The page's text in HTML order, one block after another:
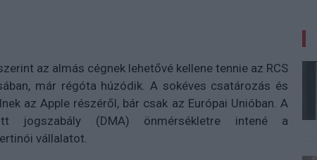
az almás cégnek lehetővé kellene tennie az RCS
már régóta húzódik. A sokéves csatározás és
az Apple részéről, bár csak az Európai Unióban. A
jogszabály (DMA) önmérsékletre intené a
vállalatot.